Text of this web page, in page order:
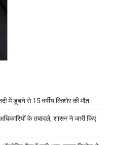
नदी में डूबने से 15 वर्षीय किशोर की मौत
के तबादले, शासन ने जारी किए